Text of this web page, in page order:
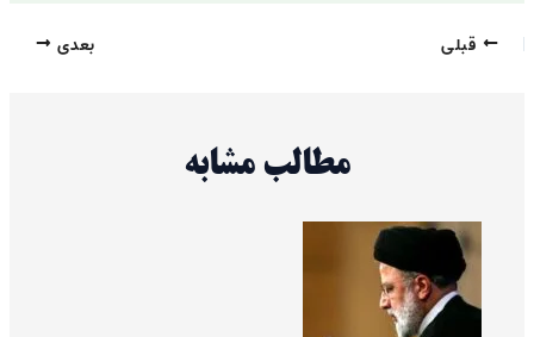
قبلی بعدی
مطالب مشابه